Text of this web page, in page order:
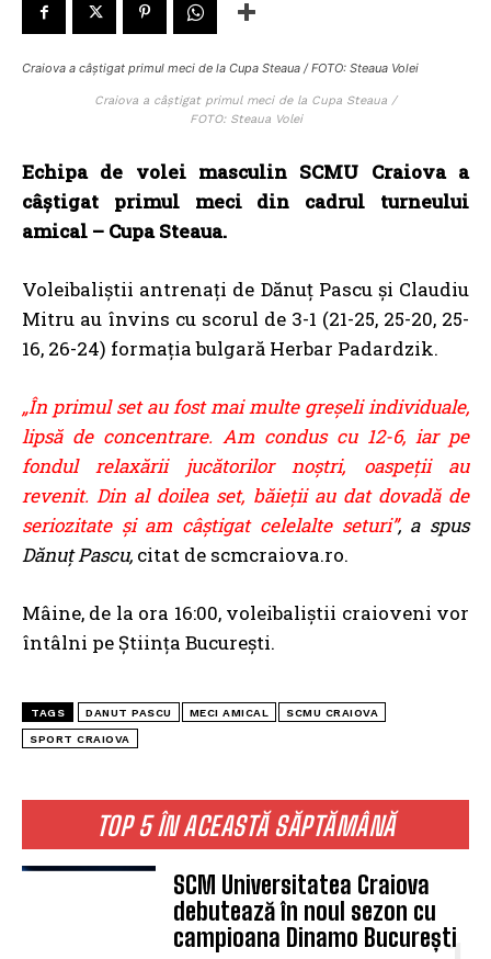
TOP 5 ÎN ACEASTĂ SĂPTĂMÂNĂ
SCM Universitatea Craiova
debutează în noul sezon cu
campioana Dinamo București
Craiova a câștigat primul meci de la Cupa Steaua / FOTO: Steaua Volei
Craiova a câștigat primul meci de la Cupa Steaua /
FOTO: Steaua Volei
Echipa de volei masculin SCMU Craiova a
câștigat primul meci din cadrul turneului
amical – Cupa Steaua.
Voleibaliștii antrenați de Dănuț Pascu și Claudiu
Mitru au învins cu scorul de 3-1 (21-25, 25-20, 25-
16, 26-24) formația bulgară Herbar Padardzik.
„În primul set au fost mai multe greşeli individuale,
lipsă de concentrare. Am condus cu 12-6, iar pe
fondul relaxării jucătorilor noştri, oaspeţii au
revenit. Din al doilea set, băieţii au dat dovadă de
seriozitate şi am câştigat celelalte seturi”, a spus
Dănuț Pascu, citat de scmcraiova.ro.
Mâine, de la ora 16:00, voleibaliştii craioveni vor
întâlni pe Ştiinţa Bucureşti.
TAGS DANUT PASCU MECI AMICAL SCMU CRAIOVA
SPORT CRAIOVA